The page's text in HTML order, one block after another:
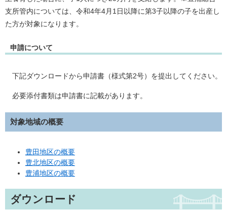
支所管内については、令和4年4月1日以降に第3子以降の子を出産し
た方が対象になります。
申請について
下記ダウンロードから申請書（様式第2号）を提出してください。
必要添付書類は申請書に記載があります。
対象地域の概要
豊田地区の概要
豊北地区の概要
豊浦地区の概要
ダウンロード